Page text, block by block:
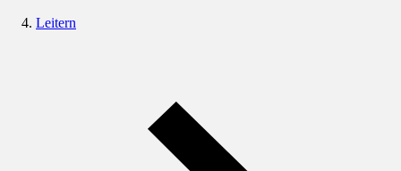
Leitern